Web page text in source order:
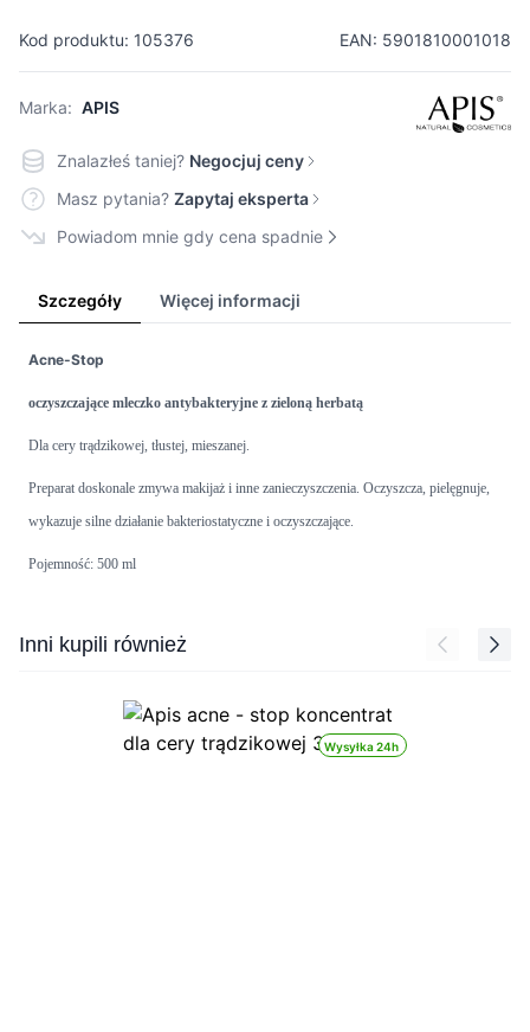
Kod produktu: 105376 EAN: 5901810001018
Marka: APIS
Znalazłeś taniej? Negocjuj ceny
Masz pytania? Zapytaj eksperta
Powiadom mnie gdy cena spadnie
Szczegóły Więcej informacji
Acne-Stop
oczyszczające mleczko antybakteryjne z zieloną herbatą
Dla cery trądzikowej, tłustej, mieszanej.
Preparat doskonale zmywa makijaż i inne zanieczyszczenia. Oczyszcza, pielęgnuje,
wykazuje silne działanie bakteriostatyczne i oczyszczające.
Pojemność: 500 ml
Press to skip carousel
Inni kupili również
Wysyłka 24h